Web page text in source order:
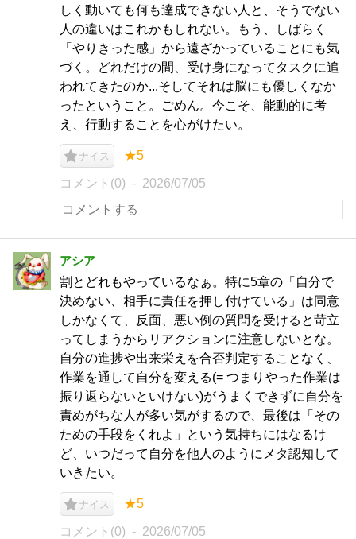
しく動いても何も達成できない人と、そうでない
人の違いはこれかもしれない。もう、しばらく
「やりきった感」から遠ざかっていることにも気
づく。どれだけの間、受け身になってタスクに追
われてきたのか...そしてそれは脳にも優しくなか
ったということ。ごめん。今こそ、能動的に考
え、行動することを心がけたい。
ナイス ★5
コメント(0) 2026/07/05
アシア
割とどれもやっているなぁ。特に5章の「自分で
決めない、相手に責任を押し付けている」は同意
しかなくて、反面、悪い例の質問を受けると苛立
ってしまうからリアクションに注意しないとな。
自分の進捗や出来栄えを合否判定することなく、
作業を通して自分を変える(= つまりやった作業は
振り返らないといけない)がうまくできずに自分を
責めがちな人が多い気がするので、最後は「その
ための手段をくれよ」という気持ちにはなるけ
ど、いつだって自分を他人のようにメタ認知して
いきたい。
ナイス ★5
コメント(0) 2026/07/05